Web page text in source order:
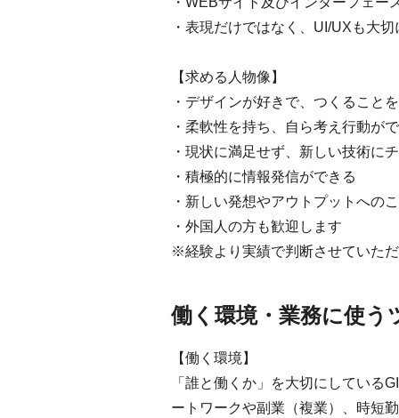
・表現だけではなく、UI/UXも大
【求める人物像】
・デザインが好きで、つくること
・柔軟性を持ち、自ら考え行動が
・現状に満足せず、新しい技術に
・積極的に情報発信ができる
・新しい発想やアウトプットへの
・外国人の方も歓迎します
※経験より実績で判断させていた
働く環境・業務に使う
【働く環境】
「誰と働くか」を大切にしている
ートワークや副業（複業）、時短